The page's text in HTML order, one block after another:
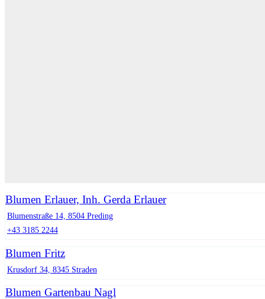
Blumen Erlauer, Inh. Gerda Erlauer
Blumenstraße 14, 8504 Preding
+43 3185 2244
Blumen Fritz
Krusdorf 34, 8345 Straden
Blumen Gartenbau Nagl